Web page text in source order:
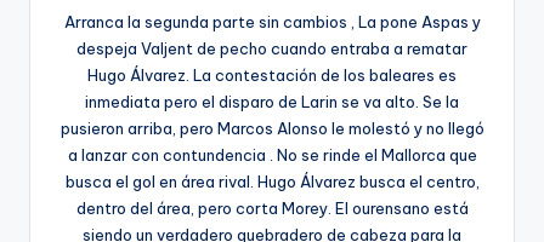
Arranca la segunda parte sin cambios , La pone Aspas y
despeja Valjent de pecho cuando entraba a rematar
Hugo Álvarez. La contestación de los baleares es
inmediata pero el disparo de Larin se va alto. Se la
pusieron arriba, pero Marcos Alonso le molestó y no llegó
a lanzar con contundencia . No se rinde el Mallorca que
busca el gol en área rival. Hugo Álvarez busca el centro,
dentro del área, pero corta Morey. El ourensano está
siendo un verdadero quebradero de cabeza para la